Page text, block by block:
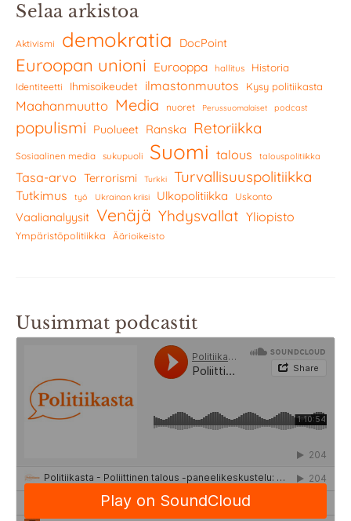
Selaa arkistoa
Aktivismi demokratia DocPoint
Euroopan unioni Eurooppa hallitus Historia
Identiteetti Ihmisoikeudet ilmastonmuutos Kysy politiikasta
Maahanmuutto Media nuoret Perussuomalaiset podcast
populismi Puolueet Ranska Retoriikka
Sosiaalinen media sukupuoli Suomi talous talouspolitiikka
Tasa-arvo Terrorismi Turkki Turvallisuuspolitiikka
Tutkimus työ Ukrainan kriisi Ulkopolitiikka Uskonto
Vaalianalyysit Venäjä Yhdysvallat Yliopisto
Ympäristöpolitiikka Äärioikeisto
Uusimmat podcastit